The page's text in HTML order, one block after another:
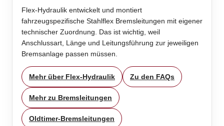
Flex-Hydraulik entwickelt und montiert
fahrzeugspezifische Stahlflex Bremsleitungen mit eigener
technischer Zuordnung. Das ist wichtig, weil
Anschlussart, Länge und Leitungsführung zur jeweiligen
Bremsanlage passen müssen.
Mehr über Flex-Hydraulik Zu den FAQs
Mehr zu Bremsleitungen
Oldtimer-Bremsleitungen